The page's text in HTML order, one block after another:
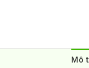
Mô